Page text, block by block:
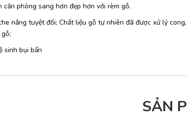
căn phòng sang hơn đẹp hơn với rèm gỗ.
nắng tuyệt đối; Chất liệu gỗ tự nhiên đã được xử lý
sinh bụi bẩn
SẢN